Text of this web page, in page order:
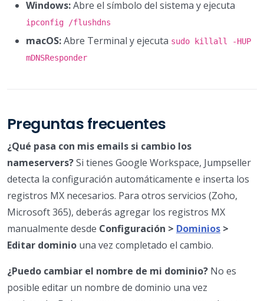
Windows:Abre el símbolo del sistema y ejecuta
ipconfig /flushdns
macOS:Abre Terminal y ejecuta sudo killall -HUP
mDNSResponder
Preguntas frecuentes
¿Qué pasa con mis emails si cambio los
nameservers?Si tienes Google Workspace, Jumpseller
detecta la configuración automáticamente e inserta los
registros MX necesarios. Para otros servicios (Zoho,
Microsoft 365), deberás agregar los registros MX
manualmente desde Configuración > Dominios >
Editar dominio una vez completado el cambio.
¿Puedo cambiar el nombre de mi dominio? No es
posible editar un nombre de dominio una vez